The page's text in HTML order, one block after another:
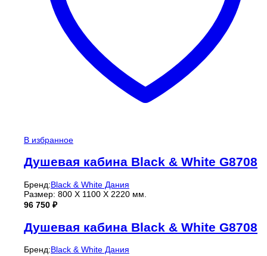
В избранное
Душевая кабина Black & White G8708
Бренд:Black & White Дания
Размер: 800 X 1100 X 2220 мм.
96 750 ₽
Душевая кабина Black & White G8708
Бренд:Black & White Дания